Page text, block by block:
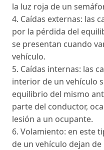
la luz roja de un
4. Caídas externas: las
por la pérdida del
se presentan cuando
vehículo.
5. Caídas internas: las
interior de un vehículo
equilibrio del mismo
parte del conductor,
lesión a un ocupante.
6. Volamiento: en este
de un vehículo dejan